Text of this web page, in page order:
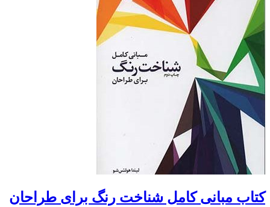
کتاب مبانی کامل شناخت رنگ برای طراحان